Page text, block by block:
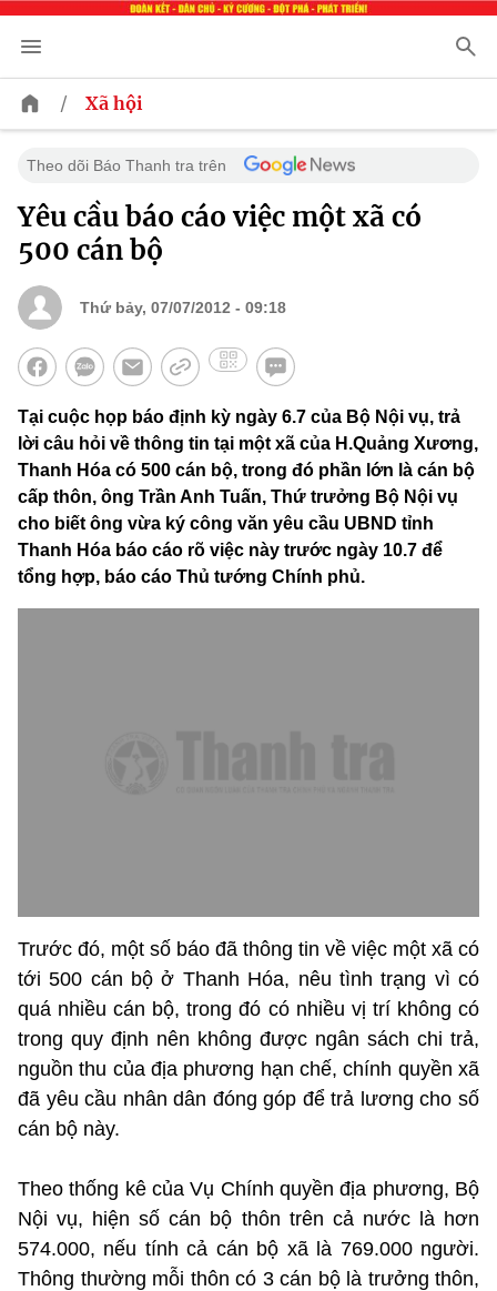
/ Xã hội
Theo dõi Báo Thanh tra trên
Yêu cầu báo cáo việc một xã có
500 cán bộ
Thứ bảy, 07/07/2012 - 09:18
Tại cuộc họp báo định kỳ ngày 6.7 của Bộ Nội vụ, trả
lời câu hỏi về thông tin tại một xã của H.Quảng Xương,
Thanh Hóa có 500 cán bộ, trong đó phần lớn là cán bộ
cấp thôn, ông Trần Anh Tuấn, Thứ trưởng Bộ Nội vụ
cho biết ông vừa ký công văn yêu cầu UBND tỉnh
Thanh Hóa báo cáo rõ việc này trước ngày 10.7 để
tổng hợp, báo cáo Thủ tướng Chính phủ.
Trước đó, một số báo đã thông tin về việc một xã có
tới 500 cán bộ ở Thanh Hóa, nêu tình trạng vì có
quá nhiều cán bộ, trong đó có nhiều vị trí không có
trong quy định nên không được ngân sách chi trả,
nguồn thu của địa phương hạn chế, chính quyền xã
đã yêu cầu nhân dân đóng góp để trả lương cho số
cán bộ này.
Theo thống kê của Vụ Chính quyền địa phương, Bộ
Nội vụ, hiện số cán bộ thôn trên cả nước là hơn
574.000, nếu tính cả cán bộ xã là 769.000 người.
Thông thường mỗi thôn có 3 cán bộ là trưởng thôn,